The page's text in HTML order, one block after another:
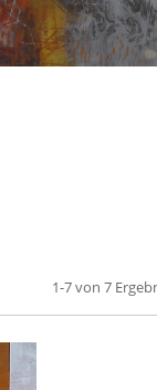
1-7 von 7